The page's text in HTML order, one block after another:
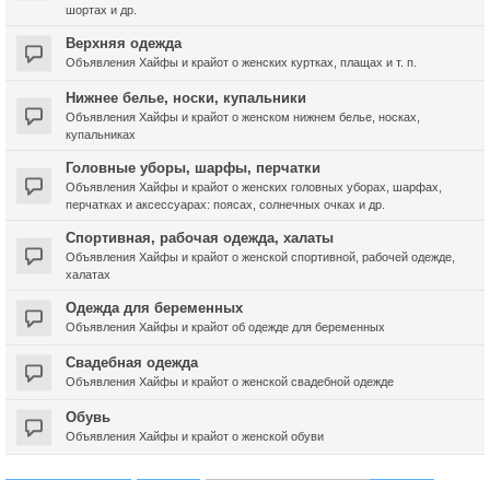
шортах и др.
Верхняя одежда
Объявления Хайфы и крайот о женских куртках, плащах и т. п.
Нижнее белье, носки, купальники
Объявления Хайфы и крайот о женском нижнем белье, носках,
купальниках
Головные уборы, шарфы, перчатки
Объявления Хайфы и крайот о женских головных уборах, шарфах,
перчатках и аксессуарах: поясах, солнечных очках и др.
Спортивная, рабочая одежда, халаты
Объявления Хайфы и крайот о женской спортивной, рабочей одежде,
халатах
Одежда для беременных
Объявления Хайфы и крайот об одежде для беременных
Свадебная одежда
Объявления Хайфы и крайот о женской свадебной одежде
Обувь
Объявления Хайфы и крайот о женской обуви